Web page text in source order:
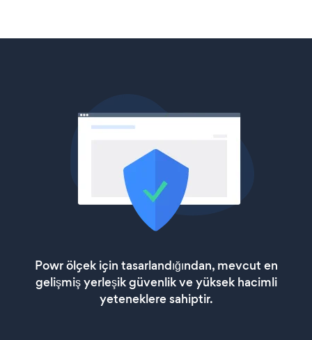
Powr ölçek için tasarlandığından, mevcut en
gelişmiş yerleşik güvenlik ve yüksek hacimli
yeteneklere sahiptir.